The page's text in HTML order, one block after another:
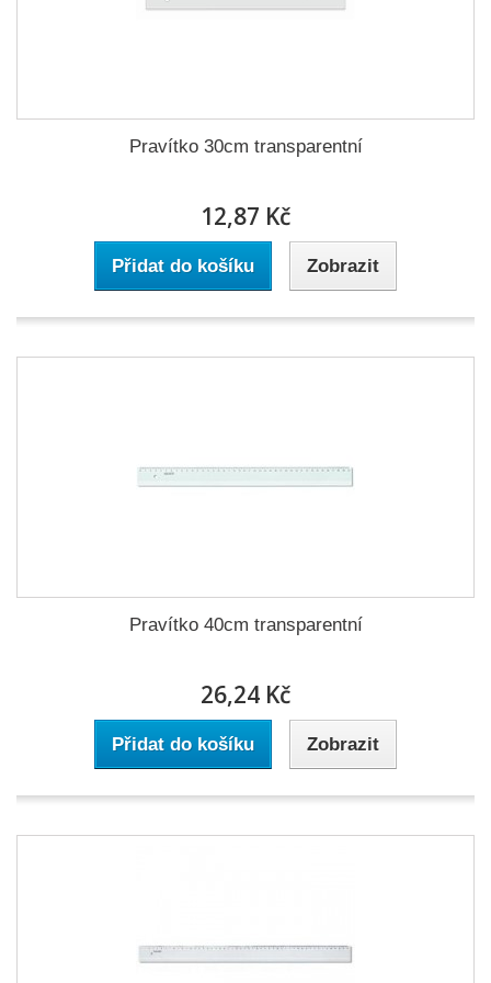
Pravítko 30cm transparentní
12,87 Kč
Přidat do košíku Zobrazit
Pravítko 40cm transparentní
26,24 Kč
Přidat do košíku Zobrazit